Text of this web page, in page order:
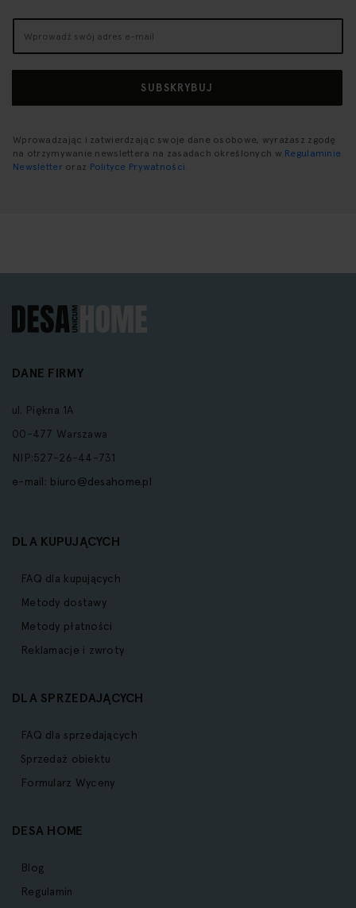
nasz
SUBSKRYBUJ
Wprowadzając i zatwierdzając swoje dane osobowe, wyrażasz zgodę
na otrzymywanie newslettera na zasadach określonych w Regulaminie
Newsletter oraz Polityce Prywatności.
DANE FIRMY
ul. Piękna 1A
00-477 Warszawa
NIP:527-26-44-731
e-mail: biuro@desahome.pl
DLA KUPUJĄCYCH
FAQ dla kupujących
Metody dostawy
Metody płatności
Reklamacje i zwroty
DLA SPRZEDAJĄCYCH
FAQ dla sprzedających
Sprzedaż obiektu
Formularz Wyceny
DESA HOME
Blog
Regulamin